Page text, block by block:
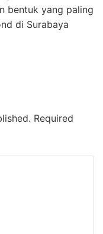
bentuk yang paling
di Surabaya
Required